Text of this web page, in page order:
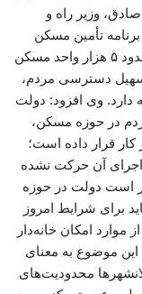
وزیر راه و
تأمین مسکن
استیجاری در کشور اظهار کرده بود: تاکنون حدود ۵ هزار واحد مسکن
دسترسی مردم،
دارد. وی افزود: دولت
در حوزه مسکن،
قرار داده است؛
آن حرکت نشده
است دولت در حوزه
برای شرایط امروز
موارد امکان خانه‌دار
موضوع به معنای
محدودیت‌های